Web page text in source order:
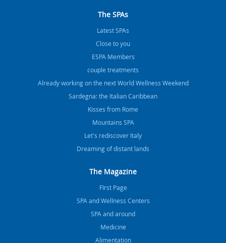
The SPAs
Latest SPAs
Close to you
ESPA Members
couple treatments
Already working on the next World Wellness Weekend
Sardegna: the Italian Caribbean
Kisses from Rome
Mountains SPA
Let's rediscover Italy
Dreaming of distant lands
The Magazine
FIrst Page
SPA and Wellness Centers
SPA and around
Medicine
Alimentation